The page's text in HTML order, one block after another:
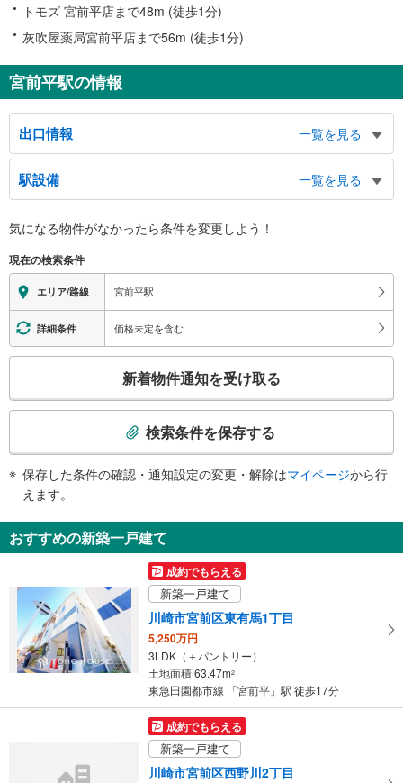
トモズ 宮前平店まで48m (徒歩1分)
灰吹屋薬局宮前平店まで56m (徒歩1分)
宮前平駅の情報
出口情報
一覧を見る
北口
宮前区役所、宮前警察署、宮前消防署、宮前文化センター、宮前平２・３丁
目、土橋、バスのりば、タクシーのりば
南口
駅設備
一覧を見る
※段差なしでの移動経路
地上⇔改札⇔ホーム：○
エレベータ
・各ホーム⇔改札
トイレ
《多機能トイレ》
・改札⇔宮前平１丁目、小台、馬絹方面出口
・ＡＥＤ
・点字運賃表
・点字シール
気になる物件がなかったら条件を変更しよう！
現在の検索条件
エリア/路線 宮前平駅
詳細条件 価格未定を含む
検
知
を
け
る
・
条
新着物件通知を受け取る
検索条件を保存する
保存した条件の確認・通知設定の変更・解除はマイページから行
えます。
おすすめの新築一戸建て
成約でもらえる
新築一戸建て
川崎市宮前区東有馬1丁目
5,250万円
3LDK（＋パントリー）
土地面積 63.47m2
東急田園都市線 「宮前平」駅 徒歩17分
成約でもらえる
新築一戸建て
川崎市宮前区西野川2丁目